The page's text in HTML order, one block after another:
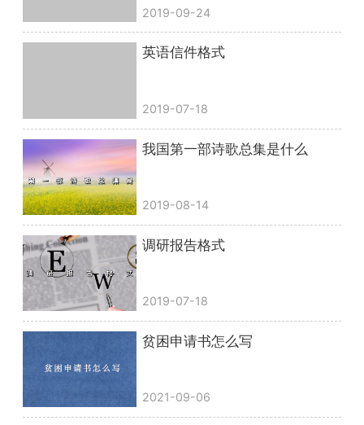
2019-09-24
英语信件格式
2019-07-18
我国第一部诗歌总集是什么
2019-08-14
调研报告格式
2019-07-18
贫困申请书怎么写
2021-09-06